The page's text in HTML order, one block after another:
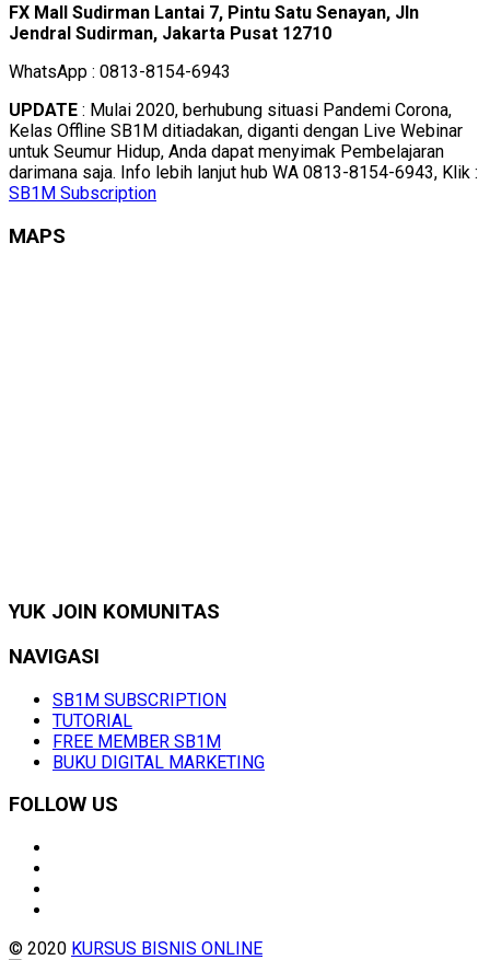
FX Mall Sudirman Lantai 7, Pintu Satu Senayan, Jln
Jendral Sudirman, Jakarta Pusat 12710
WhatsApp : 0813-8154-6943
UPDATE : Mulai 2020, berhubung situasi Pandemi Corona,
Kelas Offline SB1M ditiadakan, diganti dengan Live Webinar
untuk Seumur Hidup, Anda dapat menyimak Pembelajaran
darimana saja. Info lebih lanjut hub WA 0813-8154-6943, Klik :
SB1M Subscription
MAPS
YUK JOIN KOMUNITAS
NAVIGASI
SB1M SUBSCRIPTION
TUTORIAL
FREE MEMBER SB1M
BUKU DIGITAL MARKETING
FOLLOW US
© 2020 KURSUS BISNIS ONLINE